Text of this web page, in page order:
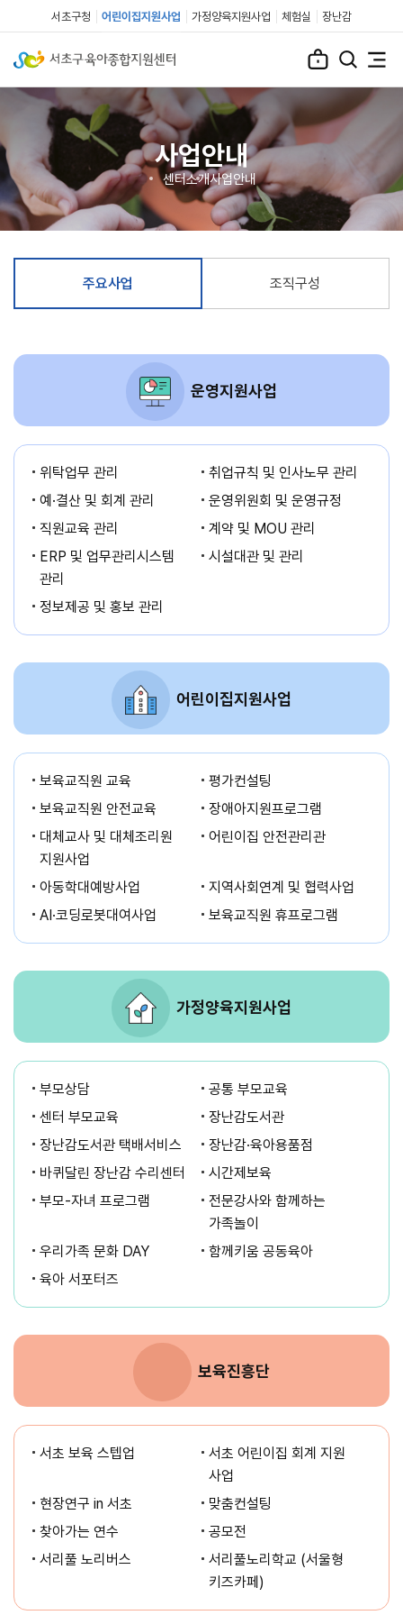
서초구청 어린이집지원사업 가정양육지원사업 체험실 장난감
사업안내
센터소개사업안내
주요사업 조직구성
운영지원사업
위탁업무 관리
취업규칙 및 인사노무 관리
예·결산 및 회계 관리
운영위원회 및 운영규정
직원교육 관리
계약 및 MOU 관리
ERP 및 업무관리시스템
관리
시설대관 및 관리
정보제공 및 홍보 관리
어린이집지원사업
보육교직원 교육
평가컨설팅
보육교직원 안전교육
장애아지원프로그램
대체교사 및 대체조리원
지원사업
어린이집 안전관리관
아동학대예방사업
지역사회연계 및 협력사업
AI·코딩로봇대여사업
보육교직원 휴프로그램
가정양육지원사업
부모상담
공통 부모교육
센터 부모교육
장난감도서관
장난감도서관 택배서비스
장난감·육아용품점
바퀴달린 장난감 수리센터
시간제보육
부모-자녀 프로그램
전문강사와 함께하는
가족놀이
우리가족 문화 DAY
함께키움 공동육아
육아 서포터즈
보육진흥단
서초 보육 스텝업
서초 어린이집 회계 지원
사업
현장연구 in 서초
맞춤컨설팅
찾아가는 연수
공모전
서리풀 노리버스
서리풀노리학교 (서울형
키즈카페)